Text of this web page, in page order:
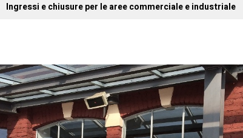
Ingressi e chiusure per le aree commerciale e industriale